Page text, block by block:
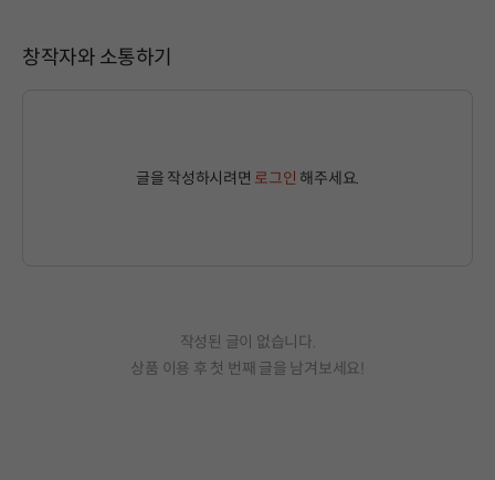
창작자와 소통하기
글을 작성하시려면 로그인 해주세요.
작성된 글이 없습니다.
상품 이용 후 첫 번째 글을 남겨보세요!